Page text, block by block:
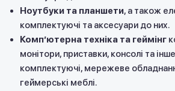
Ноутбуки та планшети, а також
комплектуючі та аксесуари до них.
Компʼютерна техніка та геймінг
монітори, приставки, консолі та
комплектуючі, мережеве
геймерські меблі.